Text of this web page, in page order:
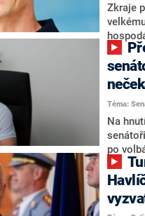
Zkraje
nový
aktivitu
námi
svoje
NEWS.
Téma:
Na
po
NEWS
Martin